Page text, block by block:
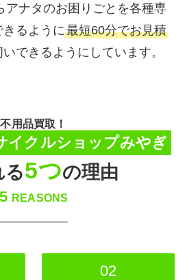
アナタのお困りごとを各種専
るように最短60分でお見積
できるようにしています。
不用品買取！
イクルショップみやぎ
る5つの理由
5 REASONS
02